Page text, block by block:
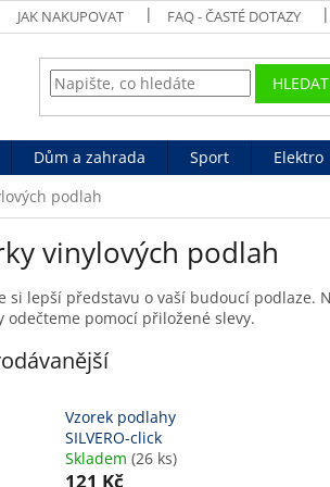
JAK NAKUPOVAT FAQ - ČASTÉ DOTAZY
HLEDAT
Dům a zahrada Sport Elektro
podlah
vinylových podlah
si lepší představu o vaší budoucí podlaze.
odečteme pomocí přiložené slevy.
Vzorek podlahy
SILVERO-click
Skladem (26 ks)
121 Kč